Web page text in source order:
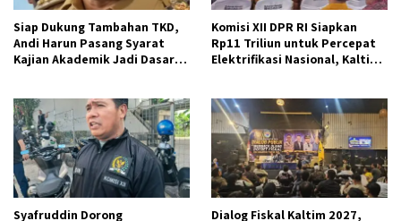
Siap Dukung Tambahan TKD,
Andi Harun Pasang Syarat
Kajian Akademik Jadi Dasar
Komisi XII DPR RI Siapkan
Rp11 Triliun untuk Percepat
Elektrifikasi Nasional, Kaltim
Syafruddin Dorong
Dialog Fiskal Kaltim 2027,